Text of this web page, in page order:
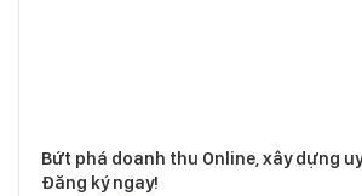
Bứt phá doanh thu Online, xây dựng
Đăng ký ngay!